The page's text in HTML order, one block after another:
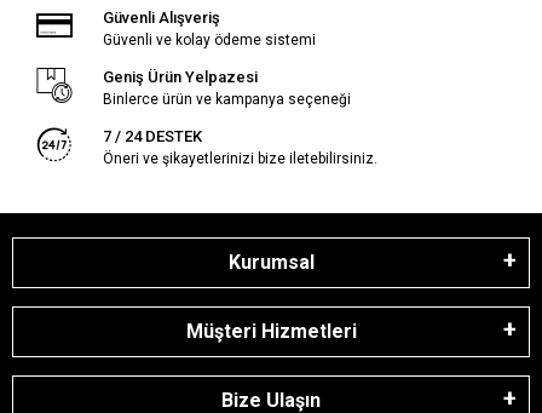
Güvenli Alışveriş
Güvenli ve kolay ödeme sistemi
Geniş Ürün Yelpazesi
Binlerce ürün ve kampanya seçeneği
7 / 24 DESTEK
Öneri ve şikayetlerinizi bize iletebilirsiniz.
Kurumsal
Müşteri Hizmetleri
Bize Ulaşın